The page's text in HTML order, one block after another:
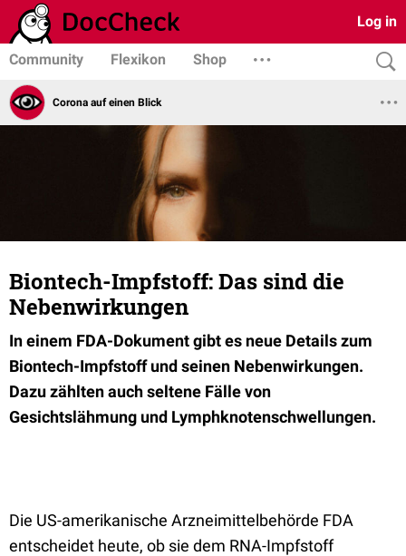
Log in
Community Flexikon Shop
Corona auf einen Blick
Biontech-Impfstoff: Das sind die
Nebenwirkungen
In einem FDA-Dokument gibt es neue Details zum
Biontech-Impfstoff und seinen Nebenwirkungen.
Dazu zählten auch seltene Fälle von
Gesichtslähmung und Lymphknotenschwellungen.
Die US-amerikanische Arzneimittelbehörde FDA
entscheidet heute, ob sie dem RNA-Impfstoff